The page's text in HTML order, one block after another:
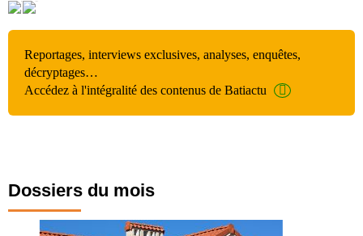
Reportages, interviews exclusives, analyses, enquêtes,
décryptages…
Accédez à l'intégralité des contenus de Batiactu
Dossiers du mois